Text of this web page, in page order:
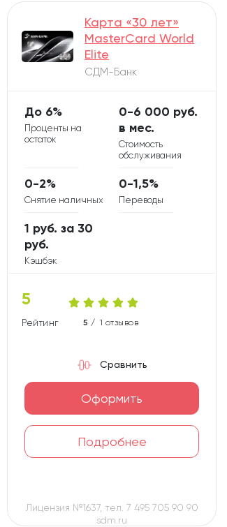
Карта «30 лет»
MasterCard World
Elite
СДМ-Банк
5
Рейтинг карты5 / 1 отзывов
Проценты на
остаток
До 6%
Стоимость
обслуживания
0-6 000 руб.
в мес.
Снятие наличных
0-2%
Переводы
0-1,5%
Кэшбэк
1 руб. за 30
руб.
Оформить
Подробнее
Сравнить
Лицензия №1637, тел. 7 495 705 90 90
sdm.ru